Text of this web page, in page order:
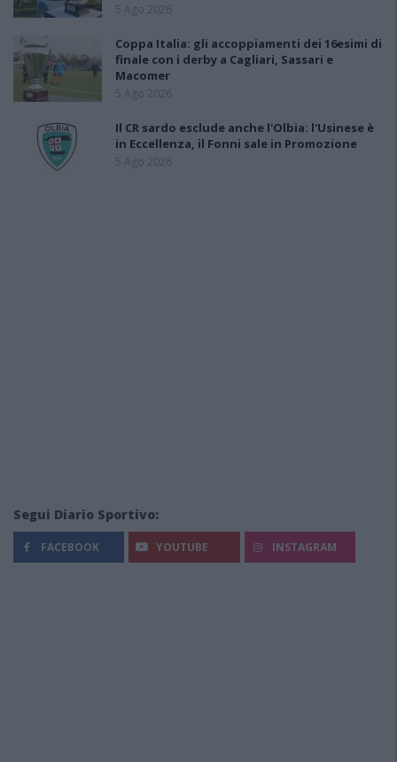
5 Ago 2026
Coppa Italia: gli accoppiamenti dei 16esimi di
finale con i derby a Cagliari, Sassari e
Macomer
5 Ago 2026
Il CR sardo esclude anche l'Olbia: l'Usinese è
in Eccellenza, il Fonni sale in Promozione
5 Ago 2026
Segui Diario Sportivo:
FACEBOOK YOUTUBE INSTAGRAM